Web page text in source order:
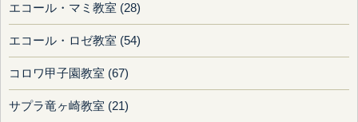
エコール・マミ教室 (28)
エコール・ロゼ教室 (54)
コロワ甲子園教室 (67)
サプラ竜ヶ崎教室 (21)